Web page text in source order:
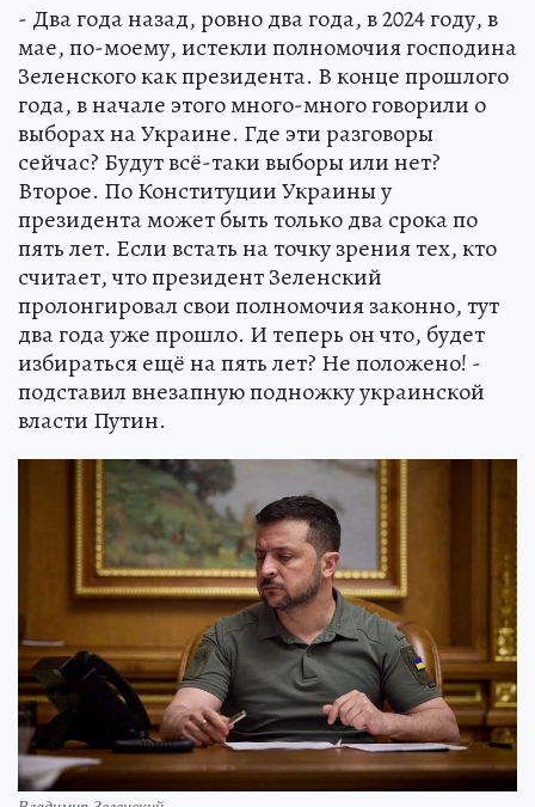
- Два года назад, ровно два года, в 2024 году, в
мае, по-моему, истекли полномочия господина
Зеленского как президента. В конце прошлого
года, в начале этого много-много говорили о
выборах на Украине. Где эти разговоры
сейчас? Будут всё-таки выборы или нет?
Второе. По Конституции Украины у
президента может быть только два срока по
пять лет. Если встать на точку зрения тех, кто
считает, что президент Зеленский
пролонгировал свои полномочия законно, тут
два года уже прошло. И теперь он что, будет
избираться ещё на пять лет? Не положено! -
подставил внезапную подножку украинской
власти Путин.